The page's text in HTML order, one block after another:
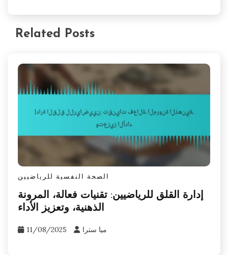
Related Posts
الصحة النفسية للرياضيين
إدارة القلق للرياضيين: تقنيات فعالة، المرونة
الذهنية، وتعزيز الأداء
11/08/2025 ميا سترا